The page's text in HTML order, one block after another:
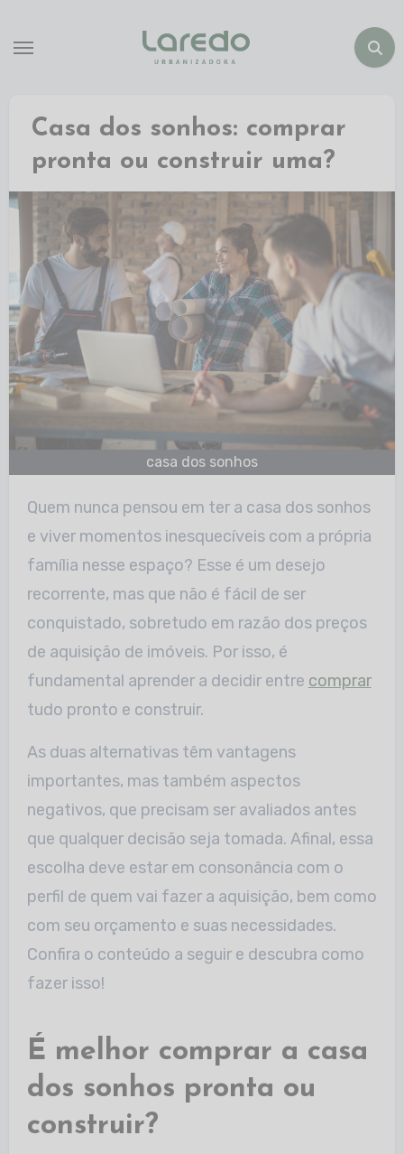
Casa dos sonhos: comprar
pronta ou construir uma?
casa dos sonhos
Quem nunca pensou em ter a casa dos sonhos
e viver momentos inesquecíveis com a própria
família nesse espaço? Esse é um desejo
recorrente, mas que não é fácil de ser
conquistado, sobretudo em razão dos preços
de aquisição de imóveis. Por isso, é
fundamental aprender a decidir entre comprar
tudo pronto e construir.
As duas alternativas têm vantagens
importantes, mas também aspectos
negativos, que precisam ser avaliados antes
que qualquer decisão seja tomada. Afinal, essa
escolha deve estar em consonância com o
perfil de quem vai fazer a aquisição, bem como
com seu orçamento e suas necessidades.
Confira o conteúdo a seguir e descubra como
fazer isso!
É melhor comprar a casa
dos sonhos pronta ou
construir?